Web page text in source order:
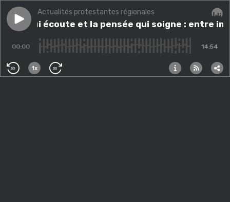
Play episodeLa foi qui écoute et la pensée qui soigne : entre
Actualités protestantes régionales
foi qui écoute et la pensée qui soigne : entre
00:00 14:54
30 1x 30